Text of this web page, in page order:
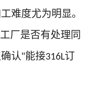
难度尤为明显。
厂是否有处理同
认"能接316L订